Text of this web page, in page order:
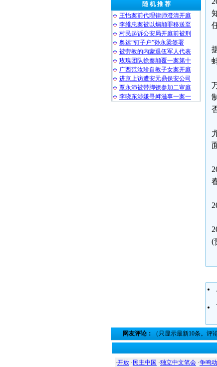
随 机 推 荐
王怡案前代理律师澄清开庭
李维忠案被以煽颠罪移送至
村民起诉公安局开庭前被刑
奥运“钉子户”孙永梁签署
被劳教的内蒙退伍军人代表
玫瑰团队徐秦颠覆一案第十
广西范汝珍自教子女案开庭
进京上访遭安元鼎保安公司
覃永沛被带脚镣参加二审庭
李晓东涉嫌寻衅滋事一案一
(
网友评论： （只显示最新10条。评
·开放 · 民主中国 ·独立中文笔会 ·争鸣